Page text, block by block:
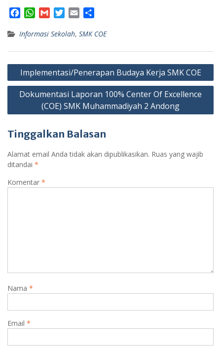
c
o
o
k
W
a
A
p
p
a
i
e
r
a
a
Informasi Sekolah, SMK COE
Navigasi
pos
Implementasi/Penerapan Budaya Kerja SMK COE
Dokumentasi Laporan 100% Center Of Excellence
(COE) SMK Muhammadiyah 2 Andong
Tinggalkan Balasan
Alamat email Anda tidak akan dipublikasikan. Ruas yang wajib
ditandai *
Komentar *
Nama *
Email *